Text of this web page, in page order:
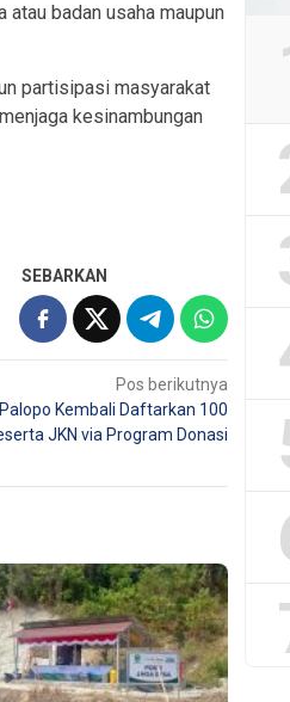
atau badan usaha maupun
partisipasi masyarakat
kesinambungan
SEBARKAN
Pos berikutnya
Kembali Daftarkan 100
JKN via Program Donasi